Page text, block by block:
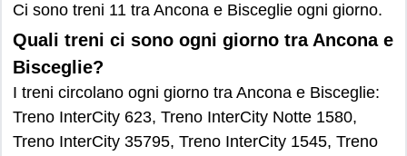
Ci sono treni 11 tra Ancona e Bisceglie ogni giorno.
Quali treni ci sono ogni giorno tra Ancona e
Bisceglie?
I treni circolano ogni giorno tra Ancona e Bisceglie:
Treno InterCity 623, Treno InterCity Notte 1580,
Treno InterCity 35795, Treno InterCity 1545, Treno